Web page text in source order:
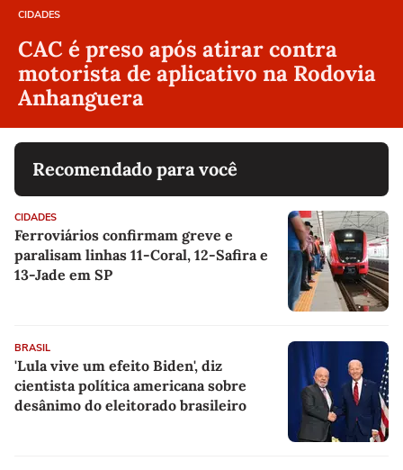
CIDADES
CAC é preso após atirar contra
motorista de aplicativo na Rodovia
Anhanguera
Recomendado para você
CIDADES
Ferroviários confirmam greve e
paralisam linhas 11-Coral, 12-Safira e
13-Jade em SP
BRASIL
'Lula vive um efeito Biden', diz
cientista política americana sobre
desânimo do eleitorado brasileiro